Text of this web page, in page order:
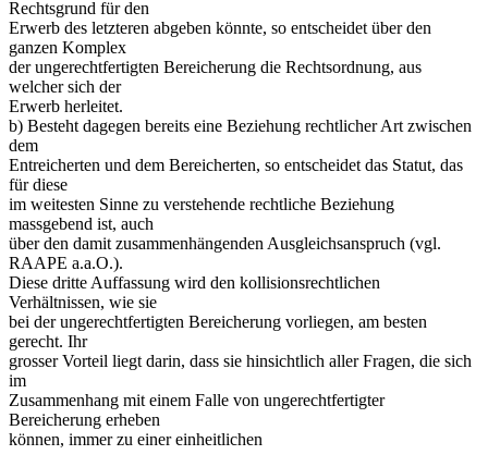
Rechtsgrund für den
Erwerb des letzteren abgeben könnte, so entscheidet über den
ganzen Komplex
der ungerechtfertigten Bereicherung die Rechtsordnung, aus
welcher sich der
Erwerb herleitet.
b) Besteht dagegen bereits eine Beziehung rechtlicher Art zwischen
dem
Entreicherten und dem Bereicherten, so entscheidet das Statut, das
für diese
im weitesten Sinne zu verstehende rechtliche Beziehung
massgebend ist, auch
über den damit zusammenhängenden Ausgleichsanspruch (vgl.
RAAPE a.a.O.).
Diese dritte Auffassung wird den kollisionsrechtlichen
Verhältnissen, wie sie
bei der ungerechtfertigten Bereicherung vorliegen, am besten
gerecht. Ihr
grosser Vorteil liegt darin, dass sie hinsichtlich aller Fragen, die sich
im
Zusammenhang mit einem Falle von ungerechtfertigter
Bereicherung erheben
können, immer zu einer einheitlichen